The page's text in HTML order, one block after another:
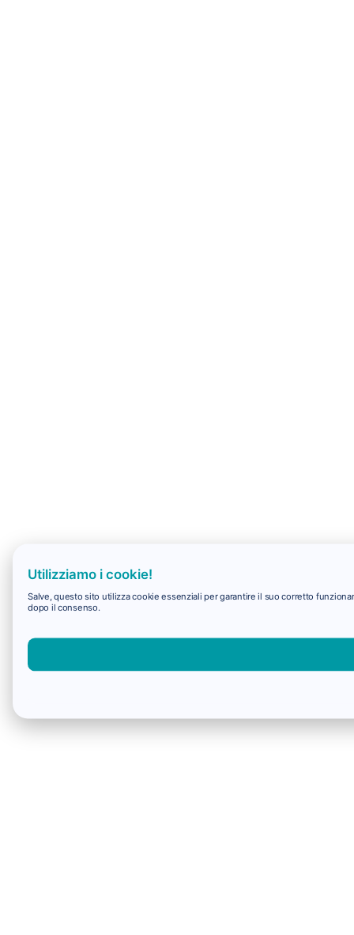
Utilizziamo i cookie!
Salve, questo sito utilizza cookie essenziali per garantire il suo corretto
dopo il consenso.